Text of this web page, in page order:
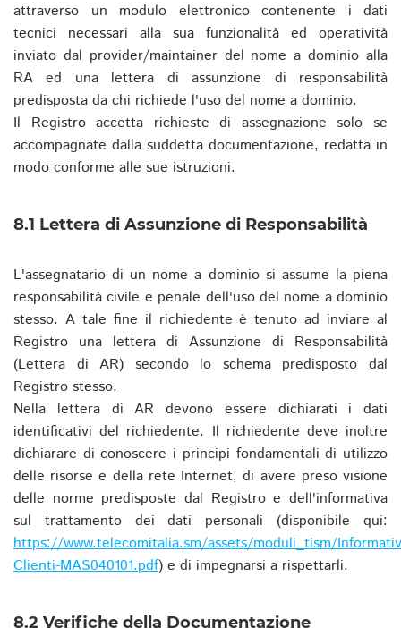
attraverso un modulo elettronico contenente i dati
tecnici necessari alla sua funzionalità ed operatività
inviato dal provider/maintainer del nome a dominio alla
RA ed una lettera di assunzione di responsabilità
predisposta da chi richiede l'uso del nome a dominio.
Il Registro accetta richieste di assegnazione solo se
accompagnate dalla suddetta documentazione, redatta in
modo conforme alle sue istruzioni.
8.1 Lettera di Assunzione di Responsabilità
L'assegnatario di un nome a dominio si assume la piena
responsabilità civile e penale dell'uso del nome a dominio
stesso. A tale fine il richiedente è tenuto ad inviare al
Registro una lettera di Assunzione di Responsabilità
(Lettera di AR) secondo lo schema predisposto dal
Registro stesso.
Nella lettera di AR devono essere dichiarati i dati
identificativi del richiedente. Il richiedente deve inoltre
dichiarare di conoscere i principi fondamentali di utilizzo
delle risorse e della rete Internet, di avere preso visione
delle norme predisposte dal Registro e dell'informativa
sul trattamento dei dati personali (disponibile qui:
https://www.telecomitalia.sm/assets/moduli_tism/
Clienti-MAS040101.pdf) e di impegnarsi a rispettarli.
8.2 Verifiche della Documentazione